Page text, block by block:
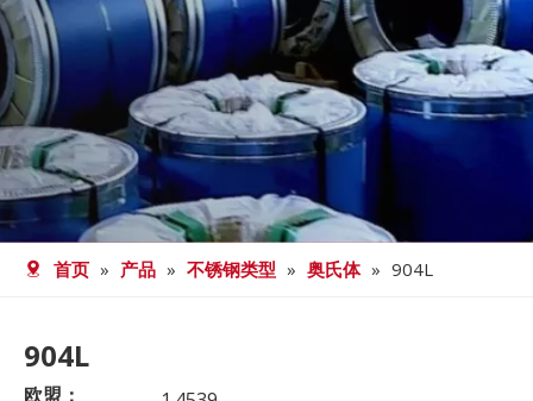
加工
职业发展
新闻
联系我们
首页 » 产品 » 不锈钢类型 » 奥氏体 » 904L
904L
欧盟：